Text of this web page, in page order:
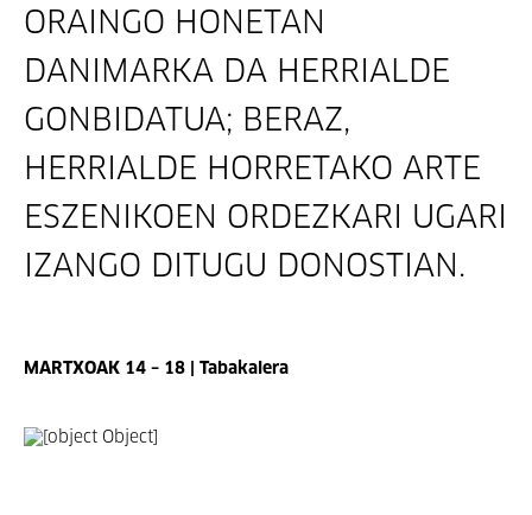
ORAINGO HONETAN
DANIMARKA DA HERRIALDE
GONBIDATUA; BERAZ,
HERRIALDE HORRETAKO ARTE
ESZENIKOEN ORDEZKARI UGARI
IZANGO DITUGU DONOSTIAN.
MARTXOAK 14 – 18 | Tabakalera